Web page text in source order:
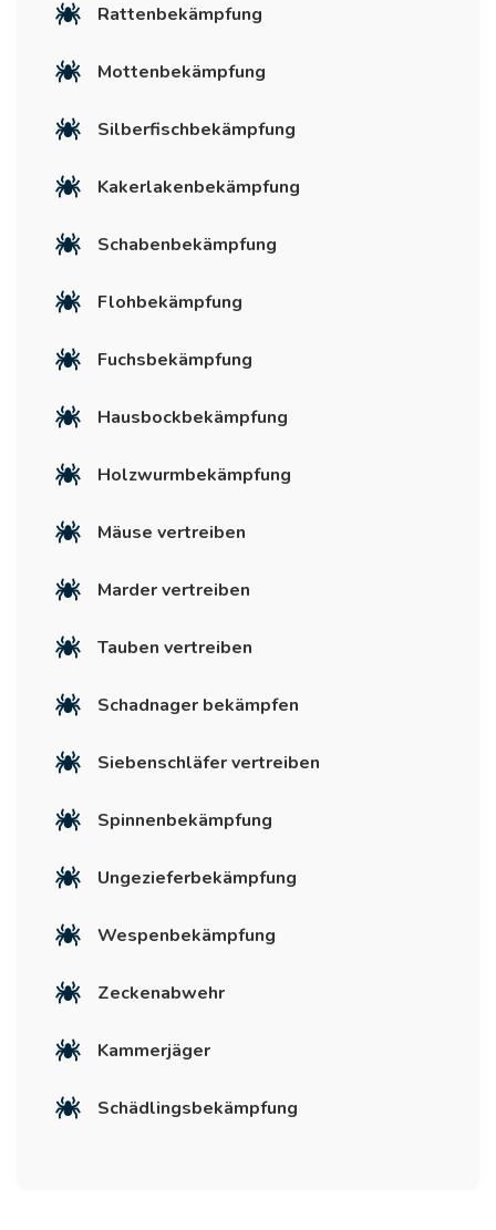
Rattenbekämpfung
Mottenbekämpfung
Silberfischbekämpfung
Kakerlakenbekämpfung
Schabenbekämpfung
Flohbekämpfung
Fuchsbekämpfung
Hausbockbekämpfung
Holzwurmbekämpfung
Mäuse vertreiben
Marder vertreiben
Tauben vertreiben
Schadnager bekämpfen
Siebenschläfer vertreiben
Spinnenbekämpfung
Ungezieferbekämpfung
Wespenbekämpfung
Zeckenabwehr
Kammerjäger
Schädlingsbekämpfung